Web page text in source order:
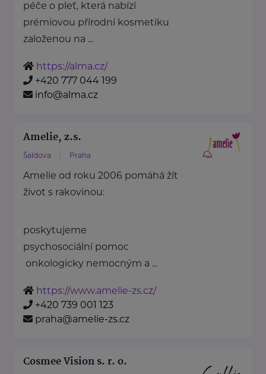
péče o pleť, která nabízí
prémiovou přírodní kosmetiku
založenou na ...
https://alma.cz/
+420 777 044 199
info@alma.cz
Amelie, z.s.
Šaldova Praha
Amelie od roku 2006 pomáhá žít
život s rakovinou:
poskytujeme
psychosociální pomoc
onkologicky nemocným a ...
https://www.amelie-zs.cz/
+420 739 001 123
praha@amelie-zs.cz
Cosmee Vision s. r. o.